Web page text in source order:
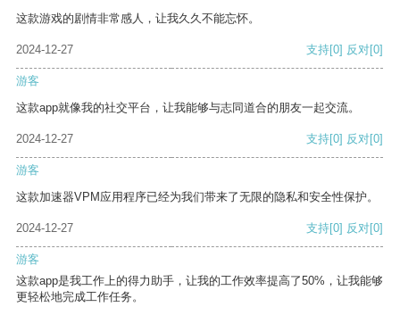
这款游戏的剧情非常感人，让我久久不能忘怀。
2024-12-27 支持[0] 反对[0]
游客
这款app就像我的社交平台，让我能够与志同道合的朋友一起交流。
2024-12-27 支持[0] 反对[0]
游客
这款加速器VPM应用程序已经为我们带来了无限的隐私和安全性保护。
2024-12-27 支持[0] 反对[0]
游客
这款app是我工作上的得力助手，让我的工作效率提高了50%，让我能够
更轻松地完成工作任务。